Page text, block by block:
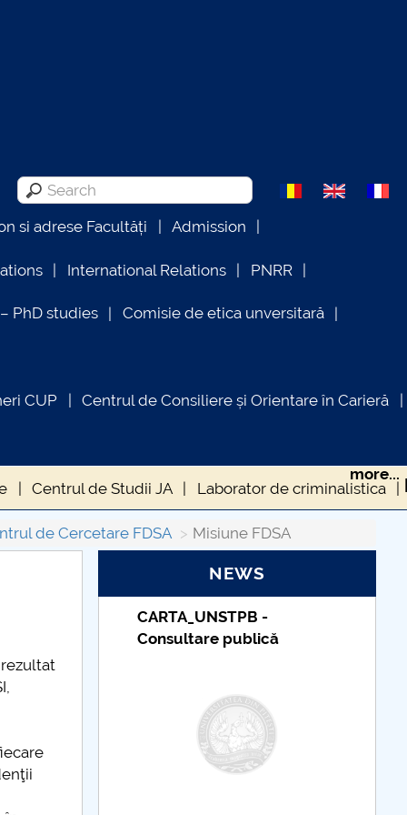
si adrese Facultăți Admission
International Relations PNRR
PhD studies Comisie de etica unversitară
CUP Centrul de Consiliere și Orientare în Carieră
Centrul de Studii JA Laborator de criminalistica
- 2016
more...
de Cercetare FDSA Misiune FDSA
NEWS
Taxe de școlarizare
indexate – Centrul